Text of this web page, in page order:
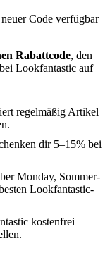
Code verfügbar
Rabattcode, den
Lookfantastic auf
regelmäßig Artikel
dir 5–15% bei
Monday, Sommer-
Lookfantastic-
kostenfrei